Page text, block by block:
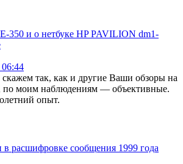
350 и о нетбуке HP PAVILION dm1-
06:44
так, как и другие Ваши обзоры на
по моим наблюдениям — объективные.
опыт.
расшифровке сообщения 1999 года